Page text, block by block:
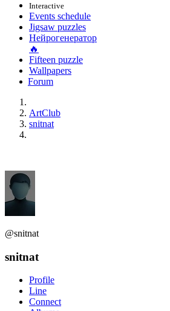
Interactive
Events schedule
Jigsaw puzzles
Нейрогенератор
🔥
Fifteen puzzle
Wallpapers
Forum
ArtClub
snitnat
@snitnat
snitnat
Profile
Line
Connect